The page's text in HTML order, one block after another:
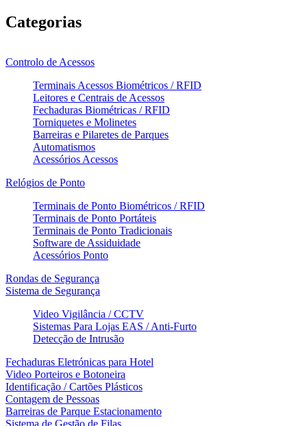
Categorias
Controlo de Acessos
Terminais Acessos Biométricos / RFID
Leitores e Centrais de Acessos
Fechaduras Biométricas / RFID
Torniquetes e Molinetes
Barreiras e Pilaretes de Parques
Automatismos
Acessórios Acessos
Relógios de Ponto
Terminais de Ponto Biométricos / RFID
Terminais de Ponto Portáteis
Terminais de Ponto Tradicionais
Software de Assiduidade
Acessórios Ponto
Rondas de Segurança
Sistema de Segurança
Video Vigilância / CCTV
Sistemas Para Lojas EAS / Anti-Furto
Detecção de Intrusão
Fechaduras Eletrónicas para Hotel
Video Porteiros e Botoneira
Identificação / Cartões Plásticos
Contagem de Pessoas
Barreiras de Parque Estacionamento